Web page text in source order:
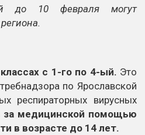
до 10 февраля могут
с 1-го по 4-ый. Это
по Ярославской
респираторных вирусных
за медицинской помощью
в возрасте до 14 лет.